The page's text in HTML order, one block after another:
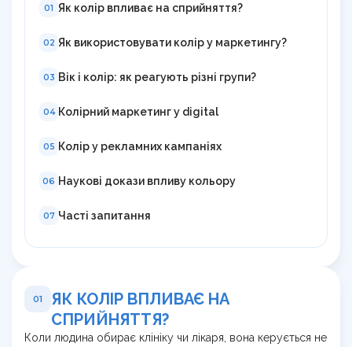
01 Як колір впливає на сприйняття?
02 Як використовувати колір у маркетингу?
03 Вік і колір: як реагують різні групи?
04 Колірний маркетинг у digital
05 Колір у рекламних кампаніях
06 Наукові докази впливу кольору
07 Часті запитання
01
ЯК КОЛІР ВПЛИВАЄ НА
СПРИЙНЯТТЯ?
Коли людина обирає клініку чи лікаря, вона керується не